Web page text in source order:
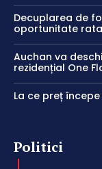
Decuplarea de
oportunitate
Auchan va
rezidențial One
La ce preț
Politici